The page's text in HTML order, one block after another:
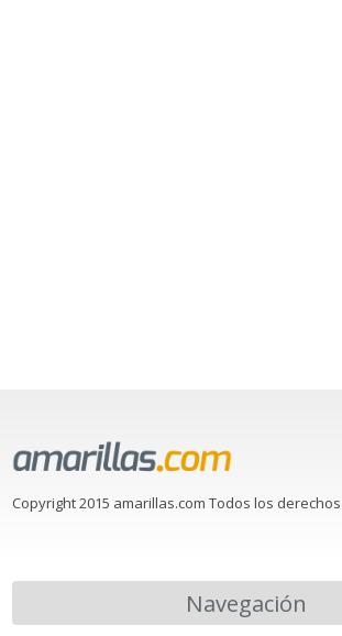
Copyright 2015 amarillas.com Todos los
Navegación